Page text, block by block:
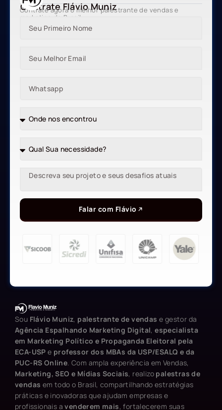
Contrate Flávio Muniz
Contrate agora o melhor palestrante de vendas e
marketing do Brasil
Falar com Flávio
Sou Flávio Muniz, palestrante de vendas e gestor da
Agência Espalhando Marketing Digital,especialista
em Marketing Político e Propaganda Eleitoral pela
ECA-USP e professor dos MBAs da USP/ESALQ e da
PUC-RS Online. Com ampla experiência em Vendas,
Marketing, SEO e Mídias Sociais, realizo palestras de
vendas em todo o Brasil, compartilhando estratégias
práticas e inovadoras que ajudam empresas e
profissionais avenderem mais, fortalecerem suas